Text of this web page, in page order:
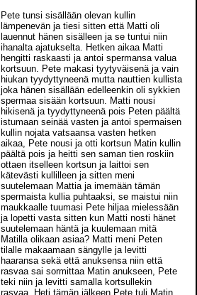
Pete tunsi sisällään olevan kullin
lämpenevän ja tiesi sitten että Matti oli
lauennut hänen sisälleen ja se tuntui niin
ihanalta ajatukselta. Hetken aikaa Matti
hengitti raskaasti ja antoi spermansa valua
kortsuun. Pete makasi tyytyväisenä ja vain
hiukan tyydyttyneenä mutta nauttien kullista
joka hänen sisällään edelleenkin oli sykkien
spermaa sisään kortsuun. Matti nousi
hikisenä ja tyydyttyneenä pois Peten päältä
istumaan seinää vasten ja antoi spermaisen
kullin nojata vatsaansa vasten hetken
aikaa, Pete nousi ja otti kortsun Matin kullin
päältä pois ja heitti sen saman tien roskiin
ottaen itselleen kortsun ja laittoi sen
kätevästi kullilleen ja sitten meni
suutelemaan Mattia ja imemään tämän
spermaista kullia puhtaaksi, se maistui niin
maukkaalle tuumasi Pete hiljaa mielessään
ja lopetti vasta sitten kun Matti nosti hänet
suutelemaan häntä ja kuulemaan mitä
Matilla olikaan asiaa? Matti meni Peten
tilalle makaamaan sängylle ja levitti
haaransa sekä että anuksensa niin että
rasvaa sai sormittaa Matin anukseen, Pete
teki niin ja levitti samalla kortsullekin
rasvaa. Heti tämän jälkeen Pete tuli Matin